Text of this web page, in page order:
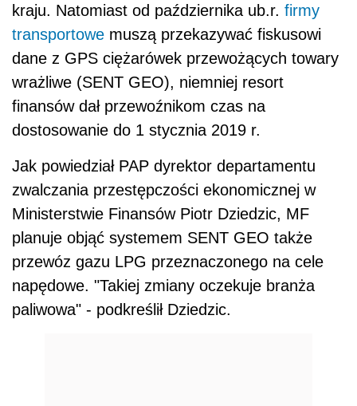
kraju. Natomiast od października ub.r. firmy
transportowe muszą przekazywać fiskusowi
dane z GPS ciężarówek przewożących towary
wrażliwe (SENT GEO), niemniej resort
finansów dał przewoźnikom czas na
dostosowanie do 1 stycznia 2019 r.
Jak powiedział PAP dyrektor departamentu
zwalczania przestępczości ekonomicznej w
Ministerstwie Finansów Piotr Dziedzic, MF
planuje objąć systemem SENT GEO także
przewóz gazu LPG przeznaczonego na cele
napędowe. "Takiej zmiany oczekuje branża
paliwowa" - podkreślił Dziedzic.